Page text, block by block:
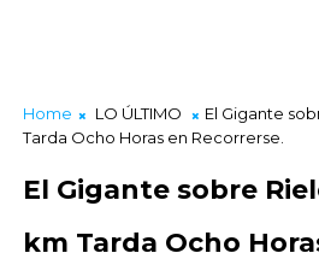
Home LO ÚLTIMO
El Gigante
Tarda Ocho Horas en Recorrerse.
El Gigante sobre
km Tarda Ocho